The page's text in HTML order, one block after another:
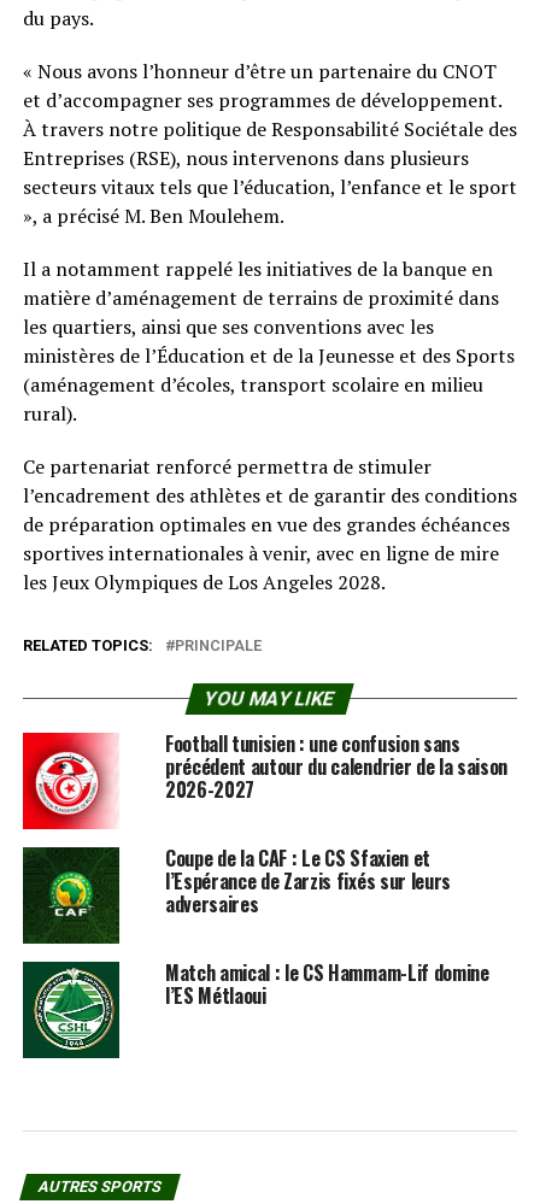
du pays.
« Nous avons l’honneur d’être un partenaire du CNOT
et d’accompagner ses programmes de développement.
À travers notre politique de Responsabilité Sociétale des
Entreprises (RSE), nous intervenons dans plusieurs
secteurs vitaux tels que l’éducation, l’enfance et le sport
», a précisé M. Ben Moulehem.
Il a notamment rappelé les initiatives de la banque en
matière d’aménagement de terrains de proximité dans
les quartiers, ainsi que ses conventions avec les
ministères de l’Éducation et de la Jeunesse et des Sports
(aménagement d’écoles, transport scolaire en milieu
rural).
Ce partenariat renforcé permettra de stimuler
l’encadrement des athlètes et de garantir des conditions
de préparation optimales en vue des grandes échéances
sportives internationales à venir, avec en ligne de mire
les Jeux Olympiques de Los Angeles 2028.
RELATED TOPICS: PRINCIPALE
YOU MAY LIKE
Football tunisien : une confusion sans
précédent autour du calendrier de la saison
2026-2027
Coupe de la CAF : Le CS Sfaxien et
l’Espérance de Zarzis fixés sur leurs
adversaires
Match amical : le CS Hammam-Lif domine
l’ES Métlaoui
AUTRES SPORTS